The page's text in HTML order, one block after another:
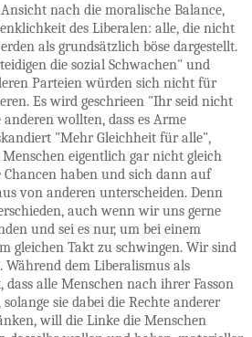
nach die moralische Balance,
des Liberalen: alle, die nicht
als grundsätzlich böse dargestellt.
die sozial Schwachen" und
Parteien würden sich nicht für
Es wird geschrieen "Ihr seid nicht
wollten, dass es Arme
"Mehr Gleichheit für alle",
eigentlich gar nicht gleich
haben und sich dann auf
von anderen unterscheiden. Denn
auch wenn wir uns gerne
und sei es nur, um bei einem
gleichen Takt zu schwingen. Wir sind
dem Liberalismus als
alle Menschen nach ihrer Fasson
sie dabei die Rechte anderer
will die Linke die Menschen